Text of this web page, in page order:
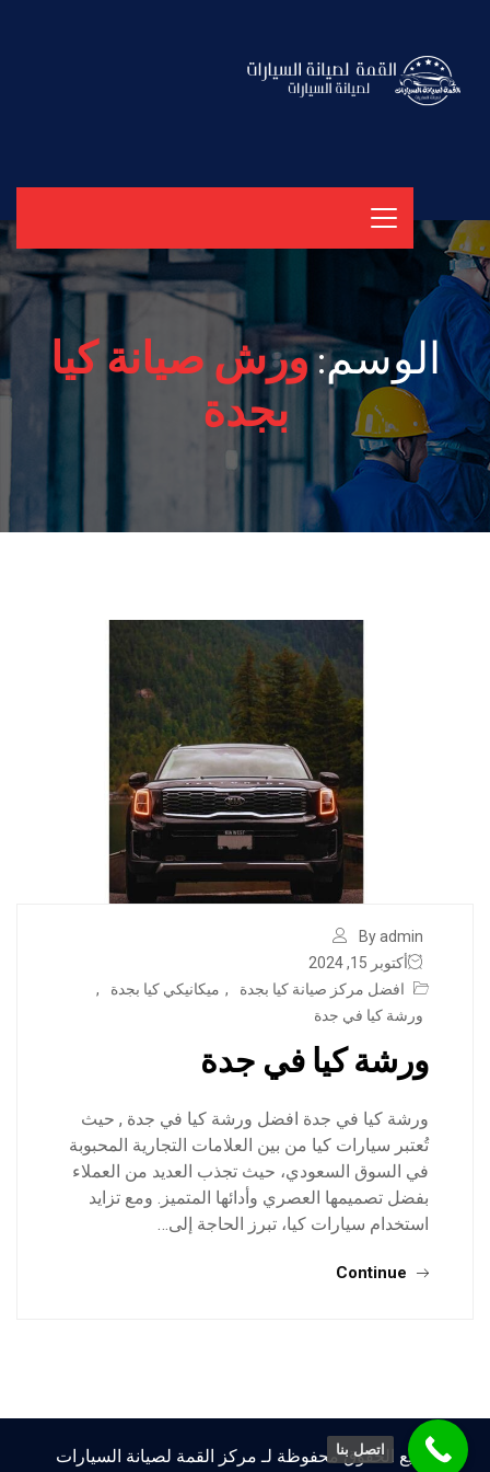
الوسم:ورش صيانة كيا
بجدة
By admin
أكتوبر 15, 2024
افضل مركز صيانة كيا بجدة
, ميكانيكي كيا بجدة
,
ورشة كيا في جدة
ورشة كيا في جدة
ورشة كيا في جدة افضل ورشة كيا في جدة , حيث
تُعتبر سيارات كيا من بين العلامات التجارية المحبوبة
في السوق السعودي، حيث تجذب العديد من العملاء
بفضل تصميمها العصري وأدائها المتميز. ومع تزايد
استخدام سيارات كيا، تبرز الحاجة إلى…
Continue
جميع الحقوق محفوظة لـ مركز القمة لصيانة السيارات
اتصل بنا